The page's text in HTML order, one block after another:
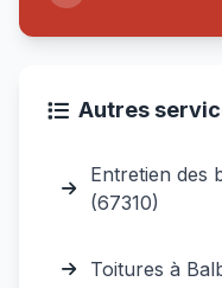
Autres
Entretien des
(67310)
Toitures à